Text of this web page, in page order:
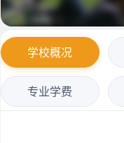
学校概况
专业学费